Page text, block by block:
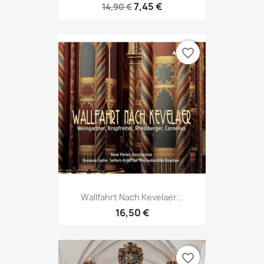
14,90 €7,45 €
Wallfahrt Nach Kevelaer...
16,50 €
favorite_border
favorite_border